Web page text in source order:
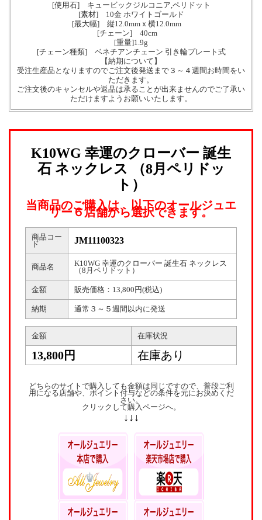
[使用石] キュービックジルコニア,ペリドット
[素材] 10金 ホワイトゴールド
[最大幅] 縦12.0mmｘ横12.0mm
[チェーン] 40cm
[重量]1.9g
[チェーン種類] ベネチアンチェーン 引き輪プレート式
【納期について】
受注生産品となりますのでご注文後発送まで３～４週間お時間をい
ただきます。
ご注文後のキャンセルや返品は承ることが出来ませんのでご了承い
ただけますようお願いいたします。
K10WG 幸運のクローバー 誕生
石 ネックレス （8月ペリドッ
ト）
当商品のご購入は、以下のオールジュエ
リー６店舗から選択できます。
商品コー
ド
JM11100323
商品名
K10WG 幸運のクローバー 誕生石 ネックレス
（8月ペリドット）
金額 販売価格：13,800円(税込)
納期 通常３～５週間以内に発送
金額 在庫状況
13,800円 在庫あり
どちらのサイトで購入しても金額は同じですので、普段ご利
用になる店舗や、ポイント付与などの条件を元にお決めくだ
さい。
クリックして購入ページへ。
↓↓↓
本店ポイントいつでも
5%還元
楽天ポイントが貯ま
る・使える